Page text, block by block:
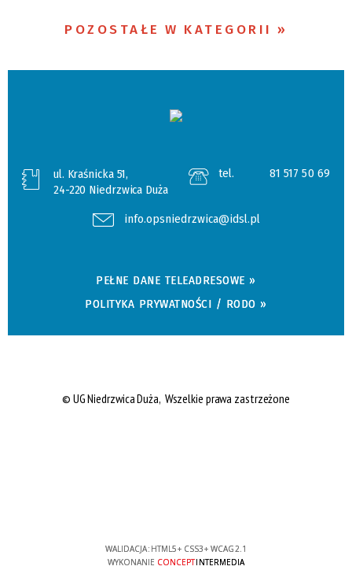
POZOSTAŁE W KATEGORII
ul. Kraśnicka 51,
24-220 Niedrzwica Duża
tel. 81 517 50 69
info.opsniedrzwica@idsl.pl
PEŁNE DANE TELEADRESOWE »
POLITYKA PRYWATNOŚCI / RODO »
© UG Niedrzwica Duża, Wszelkie prawa zastrzeżone
WALIDACJA: HTML5+ CSS3+ WCAG 2.1
WYKONANIE CONCEPTINTERMEDIA